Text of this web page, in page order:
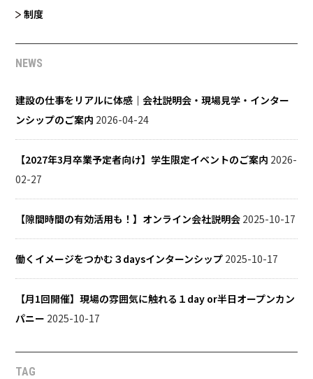
制度
NEWS
建設の仕事をリアルに体感｜会社説明会・現場見学・インター
ンシップのご案内 2026-04-24
【2027年3月卒業予定者向け】学生限定イベントのご案内 2026-
02-27
【隙間時間の有効活用も！】オンライン会社説明会 2025-10-17
働くイメージをつかむ３daysインターンシップ 2025-10-17
【月1回開催】現場の雰囲気に触れる１day or半日オープンカン
パニー 2025-10-17
TAG